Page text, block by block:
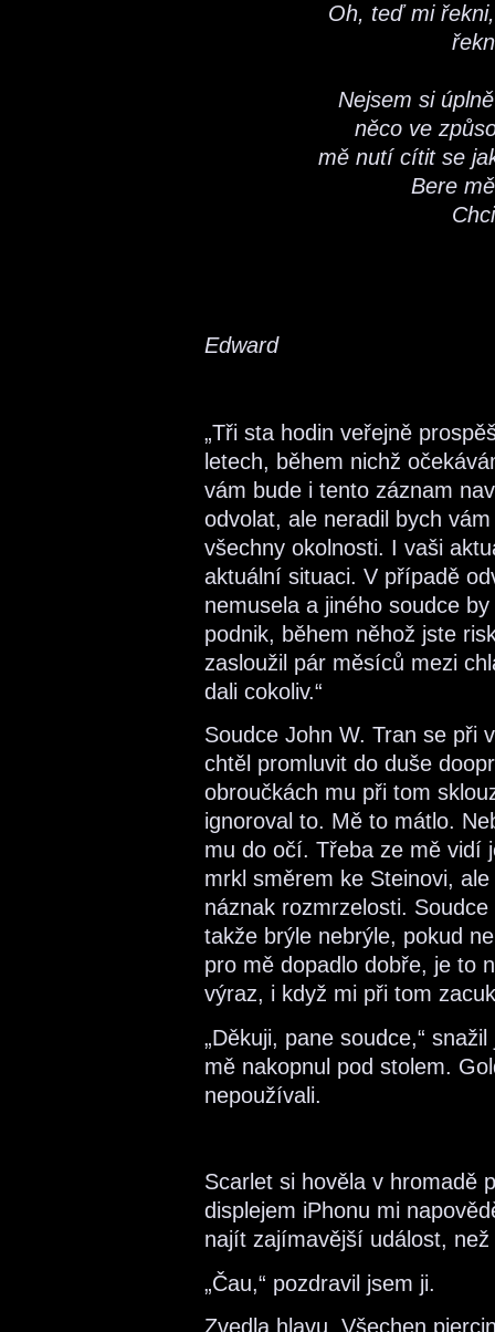
Oh, teď mi
Nejsem si
něco ve
mě nutí cítit se
Bere
Edward
„Tři sta hodin veřejně
letech, během nichž
vám bude i tento záznam
odvolat, ale neradil bych
všechny okolnosti. I vaši
aktuální situaci. V případě
nemusela a jiného soudce
podnik, během něhož jste
zasloužil pár měsíců mezi
dali cokoliv.“
Soudce John W. Tran se při
chtěl promluvit do duše
obroučkách mu při tom
ignoroval to. Mě to mátlo.
mu do očí. Třeba ze mě vidí
mrkl směrem ke Steinovi,
náznak rozmrzelosti.
takže brýle nebrýle, pokud
pro mě dopadlo dobře, je to
výraz, i když mi při tom
„Děkuji, pane soudce,“
mě nakopnul pod stolem.
nepoužívali.
Scarlet si hověla v hromadě
displejem iPhonu mi
najít zajímavější událost,
„Čau,“ pozdravil jsem ji.
Zvedla hlavu. Všechen